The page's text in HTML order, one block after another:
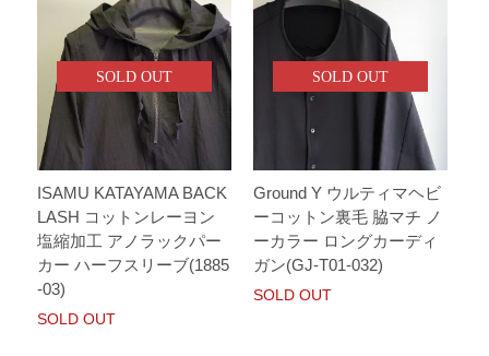
SOLD OUT
ISAMU KATAYAMA BACK
LASH コットンレーヨン
塩縮加工 アノラックパー
カー ハーフスリーブ(1885
-03)
SOLD OUT
SOLD OUT
Ground Y ウルティマヘビ
ーコットン裏毛 脇マチ ノ
ーカラー ロングカーディ
ガン(GJ-T01-032)
SOLD OUT